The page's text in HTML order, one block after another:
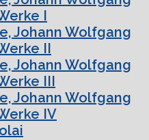
I
Johann Wolfgang
II
Johann Wolfgang
III
Johann Wolfgang
IV